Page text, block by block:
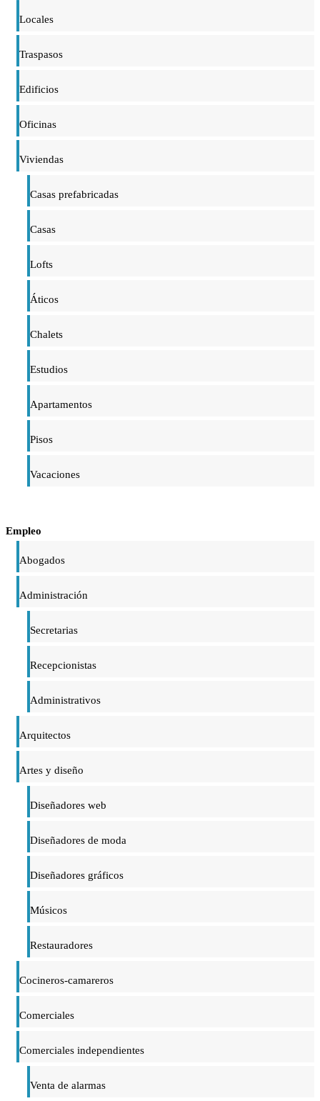
Locales
Traspasos
Edificios
Oficinas
Viviendas
Casas prefabricadas
Casas
Lofts
Áticos
Chalets
Estudios
Apartamentos
Pisos
Vacaciones
Empleo
Abogados
Administración
Secretarias
Recepcionistas
Administrativos
Arquitectos
Artes y diseño
Diseñadores web
Diseñadores de moda
Diseñadores gráficos
Músicos
Restauradores
Cocineros-camareros
Comerciales
Comerciales independientes
Venta de alarmas